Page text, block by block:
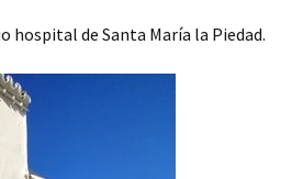
hospital de Santa María la Piedad.